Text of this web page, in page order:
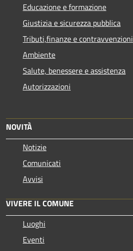
Educazione e formazione
Giustizia e sicurezza pubblica
Tributi,finanze e contravvenzioni
Ambiente
Salute, benessere e assistenza
Autorizzazioni
NOVITÀ
Notizie
Comunicati
Avvisi
VIVERE IL COMUNE
Luoghi
Eventi